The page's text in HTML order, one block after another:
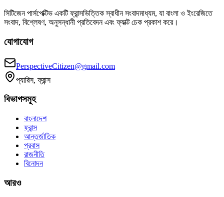
সিটিজেন পার্সপেক্টিভ একটি ফ্রান্সভিত্তিক স্বাধীন সংবাদমাধ্যম, যা বাংলা ও ইংরেজিতে
সংবাদ, বিশ্লেষণ, অনুসন্ধানী প্রতিবেদন এবং ফ্যাক্ট চেক প্রকাশ করে।
যোগাযোগ
PerspectiveCitizen@gmail.com
প্যারিস, ফ্রান্স
বিভাগসমূহ
বাংলাদেশ
ফ্রান্স
আন্তর্জাতিক
প্রবাস
রাজনীতি
বিনোদন
আরও